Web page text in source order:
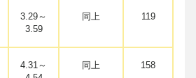
3.29～
3.59
同上 119
4.31～
同上 158